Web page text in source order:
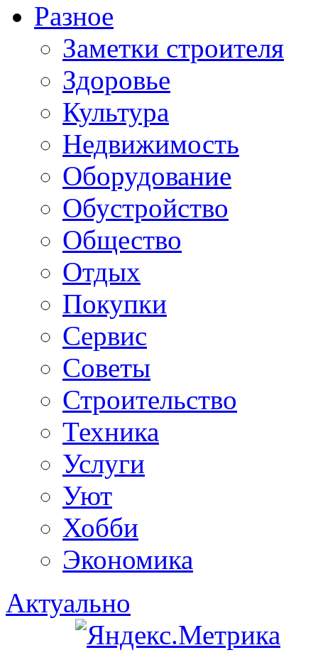
Разное
Заметки строителя
Здоровье
Культура
Недвижимость
Оборудование
Обустройство
Общество
Отдых
Покупки
Сервис
Советы
Строительство
Техника
Услуги
Уют
Хобби
Экономика
Актуально